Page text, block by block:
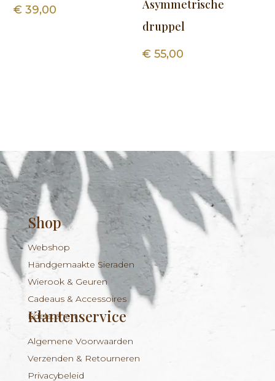
€ 39,00
Asymmetrische
druppel
€ 55,00
Shop
Webshop
Handgemaakte Sieraden
Wierook & Geuren
Cadeaus & Accessoires
Edelstenen
Klantenservice
Algemene Voorwaarden
Verzenden & Retourneren
Privacybeleid